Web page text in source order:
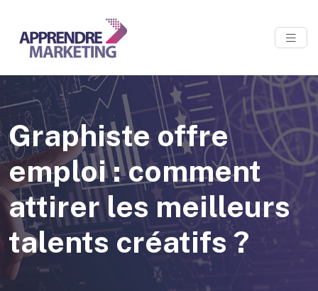
Graphiste offre
emploi : comment
attirer les meilleurs
talents créatifs ?